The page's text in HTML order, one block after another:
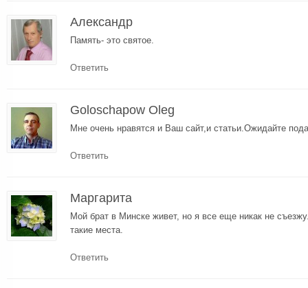
Александр
Память- это святое.
Ответить
Goloschapow Oleg
Мне очень нравятся и Ваш сайт,и статьи.Ожидайте
Ответить
Маргарита
Мой брат в Минске живет, но я все еще никак не
такие места.
Ответить